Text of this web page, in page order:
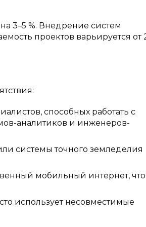
3–5 %. Внедрение систем
проектов варьируется от
способных работать с
аналитиков и инженеров-
системы точного земледелия
мобильный интернет, что
использует несовместимые